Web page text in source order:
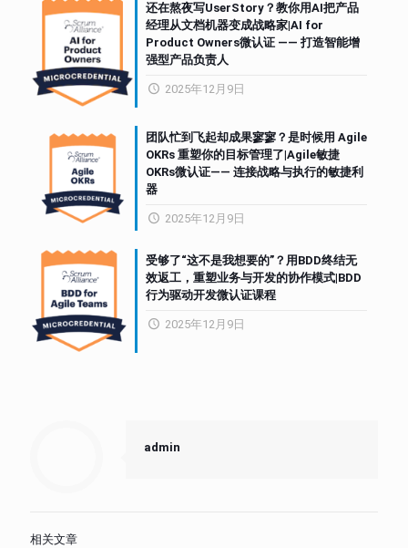
还在熬夜写UserStory？教你用AI把产品
经理从文档机器变成战略家|AI for
Product Owners微认证 —— 打造智能增
强型产品负责人
2025年12月9日
团队忙到飞起却成果寥寥？是时候用 Agile
OKRs 重塑你的目标管理了|Agile敏捷
OKRs微认证—— 连接战略与执行的敏捷利
器
2025年12月9日
受够了“这不是我想要的”？用BDD终结无
效返工，重塑业务与开发的协作模式|BDD
行为驱动开发微认证课程
2025年12月9日
admin
相关文章